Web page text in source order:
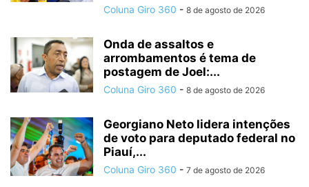
Coluna Giro 360 - 8 de agosto de 2026
Onda de assaltos e
arrombamentos é tema de
postagem de Joel:...
Coluna Giro 360 - 8 de agosto de 2026
Georgiano Neto lidera intenções
de voto para deputado federal no
Piauí,...
Coluna Giro 360 - 7 de agosto de 2026